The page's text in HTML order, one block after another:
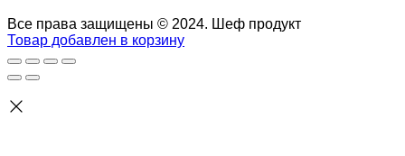
Все права защищены © 2024. Шеф продукт
Товар добавлен в корзину